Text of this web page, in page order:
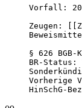
Vorfall:
Zeugen:
§ 626
BR-
Vorherige
HinSchG-